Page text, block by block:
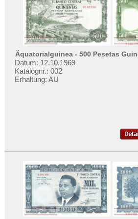
Französisch Äquatorial-Afrika
Französisch Somaliland
Französisch Westafrika
Gabun
Gambia
Ghana
Katanga
Kenia
Komoren
Kongo, Demokratische
Kongo, Republik
Testbanknoten
Banknotenbriefe
Kataloge
Aufbewahrung
Gutscheine
Erhaltungsgrade
Gratisbanknoten
FAQ
Äquatorialguinea - 500 Pesetas
Datum: 12.10.1969
Katalognr.: 002
Erhaltung: AU